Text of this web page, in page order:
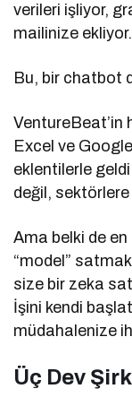
verileri işliyor,
mailinize ekliyor.
Bu, bir chatbot
Excel ve
eklentilerle
değil, sektörlere
Ama belki de
“model”
size bir zeka
İşini kendi
müdahalenize
Üç Dev